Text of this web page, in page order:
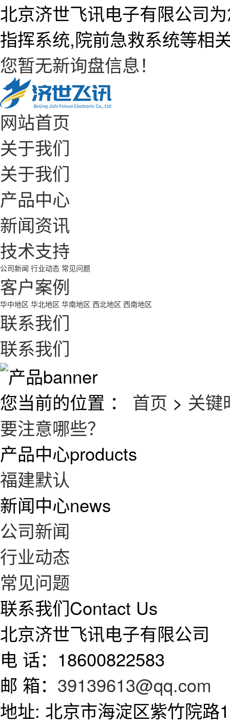
北京济世飞讯电子有限公司
指挥系统,院前急救系统等相
您暂无新询盘信息！
网站首页
关于我们
关于我们
产品中心
新闻资讯
技术支持
公司新闻 行业动态 常见问题
客户案例
华中地区 华北地区 华南地区 西北地区 西南地区
联系我们
联系我们
您当前的位置 ： 首页 > 关键
要注意哪些？
产品中心products
福建默认
新闻中心news
公司新闻
行业动态
常见问题
联系我们Contact Us
北京济世飞讯电子有限公司
电 话：18600822583
邮 箱： 39139613@qq.com
地址: 北京市海淀区紫竹院路